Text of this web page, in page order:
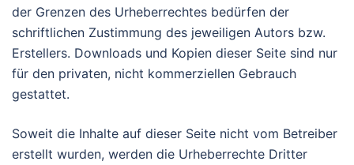
der Grenzen des Urheberrechtes bedürfen der
schriftlichen Zustimmung des jeweiligen Autors bzw.
Erstellers. Downloads und Kopien dieser Seite sind nur
für den privaten, nicht kommerziellen Gebrauch
gestattet.
Soweit die Inhalte auf dieser Seite nicht vom Betreiber
erstellt wurden, werden die Urheberrechte Dritter